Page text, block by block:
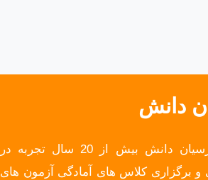
دانش
موسسه انتشاراتی پارسیان دانش بیش از 20 سال تجربه در
برگزاری کلاس های آمادگی آزمون های